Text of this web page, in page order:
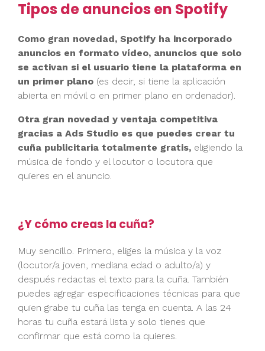
Tipos de anuncios en Spotify
Como gran novedad, Spotify ha incorporado
anuncios en formato vídeo, anuncios que solo
se activan si el usuario tiene la plataforma en
un primer plano (es decir, si tiene la aplicación
abierta en móvil o en primer plano en ordenador).
Otra gran novedad y ventaja competitiva
gracias a Ads Studio es que puedes crear tu
cuña publicitaria totalmente gratis, eligiendo la
música de fondo y el locutor o locutora que
quieres en el anuncio.
¿Y cómo creas la cuña?
Muy sencillo. Primero, eliges la música y la voz
(locutor/a joven, mediana edad o adulto/a) y
después redactas el texto para la cuña. También
puedes agregar especificaciones técnicas para que
quien grabe tu cuña las tenga en cuenta. A las 24
horas tu cuña estará lista y solo tienes que
confirmar que está como la quieres.